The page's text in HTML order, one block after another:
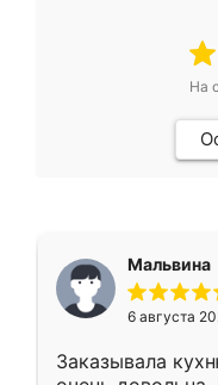
На
Мальвина
6 августа
Заказывала